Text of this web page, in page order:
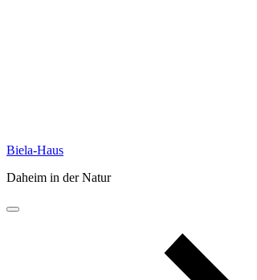
Skip
content
Biela-Haus
Daheim in der Natur